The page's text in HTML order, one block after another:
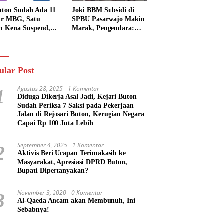
Sudah Ada 11
MBG, Satu
Kena Suspend,
Joki BBM Subsidi di
SPBU Pasarwajo Makin
Marak, Pengendara:
Post
Agustus 28, 2025 1 Komentar
Diduga Dikerja Asal Jadi, Kejari Buton
Sudah Periksa 7 Saksi pada Pekerjaan
Jalan di Rejosari Buton, Kerugian Negara
Capai Rp 100 Juta Lebih
September 4, 2025 1 Komentar
Aktivis Beri Ucapan Terimakasih ke
Masyarakat, Apresiasi DPRD Buton,
Bupati Dipertanyakan?
November 3, 2020 0 Komentar
Al-Qaeda Ancam akan Membunuh, Ini
Sebabnya!